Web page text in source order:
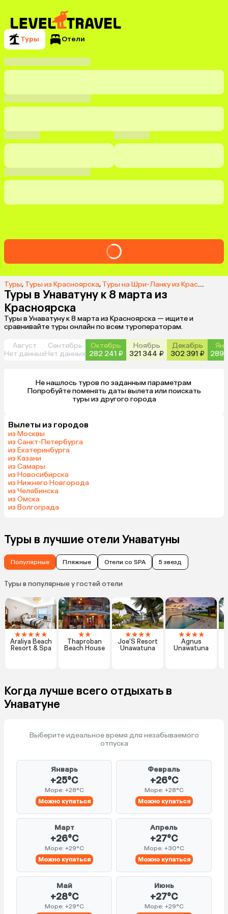
Туры Отели
Туры, Туры из Красноярска, Туры на Шри-Ланку из Красноярска
Туры в Унаватуну к 8 марта из
Красноярска
Туры в Унаватуну к 8 марта из Красноярска — ищите и
сравнивайте туры онлайн по всем туроператорам.
Август
Нет данных
Сентябрь
Нет данных
Октябрь
282 241 ₽
Ноябрь
321 344 ₽
Декабрь
302 391 ₽
289
Не нашлось туров по заданным параметрам
туры из другого города
Вылеты из городов
из Москвы
из Санкт-Петербурга
из Екатеринбурга
из Казани
из Самары
из Новосибирска
из Нижнего Новгорода
из Челябинска
из Омска
из Волгограда
Туры в лучшие отели Унаватуны
Популярные Пляжные Отели со SPA 5 звезд
Туры в популярные у гостей отели
★★★★★
Araliya Beach
Resort & Spa
★★
Thaproban
Beach House
★★★★
Joe’S Resort
Unawatuna
★★★★
Agnus
Unawatuna
Когда лучше всего отдыхать в
Унаватуне
Выберите идеальное время для незабываемого
отпуска
Январь
+25°C
Море: +28°C
Можно купаться
Февраль
+26°C
Море: +28°C
Можно купаться
Март
+26°C
Море: +29°C
Можно купаться
Апрель
+27°C
Море: +30°C
Можно купаться
Май
+28°C
Море: +29°C
Июнь
+27°C
Море: +29°C